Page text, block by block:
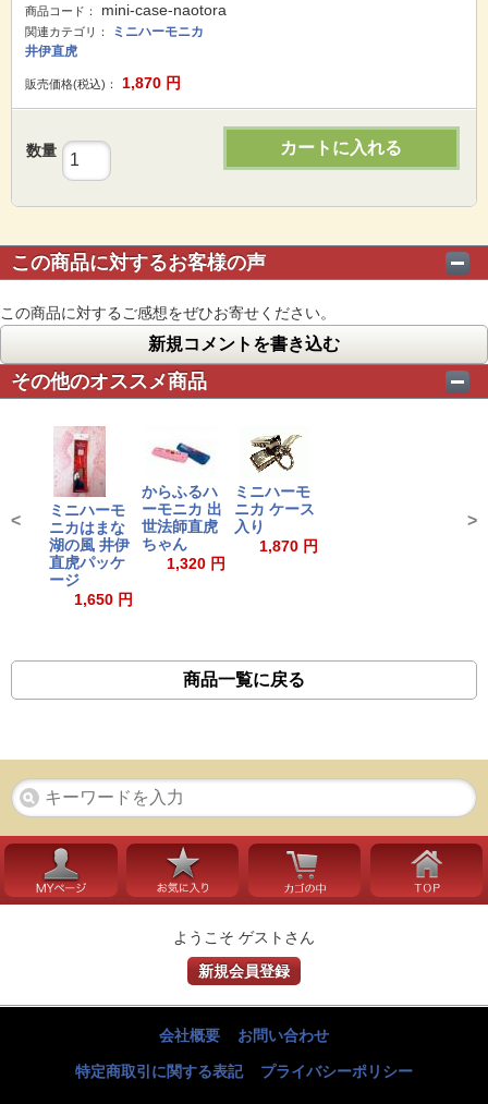
商品コード： mini-case-naotora
関連カテゴリ：
ミニハーモニカ
井伊直虎
販売価格(税込)： 1,870 円
数量 カートに入れる
この商品に対するお客様の声
この商品に対するご感想をぜひお寄せください。
新規コメントを書き込む
その他のオススメ商品
ミニハーモ
ニカはまな
湖の風 井伊
直虎パッケ
ージ
1,650 円
からふるハ
ーモニカ 出
世法師直虎
ちゃん
1,320 円
ミニハーモ
ニカ ケース
入り
1,870 円
< >
商品一覧に戻る
ようこそ ゲストさん
新規会員登録
会社概要 お問い合わせ
特定商取引に関する表記 プライバシーポリシー